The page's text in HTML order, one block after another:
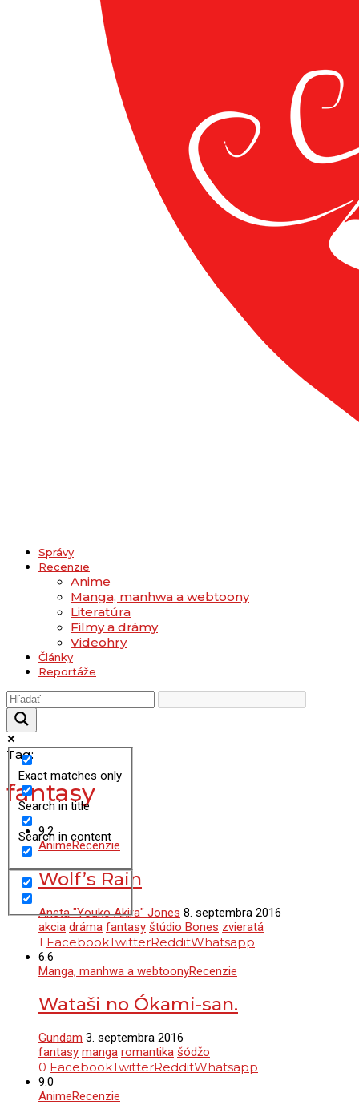
Správy
Recenzie
Anime
Manga, manhwa a webtoony
Literatúra
Filmy a drámy
Videohry
Články
Reportáže
Exact matches only
Search in title
Search in content
Tag:
fantasy
9.2
AnimeRecenzie
Wolf’s Rain
Aneta "Youko Akira" Jones 8. septembra 2016
akcia dráma fantasy štúdio Bones zvieratá
1 FacebookTwitterRedditWhatsapp
6.6
Manga, manhwa a webtoonyRecenzie
Wataši no Ókami-san.
Gundam 3. septembra 2016
fantasy manga romantika šódžo
0 FacebookTwitterRedditWhatsapp
9.0
AnimeRecenzie